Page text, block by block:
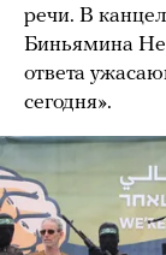
речи. В
Биньямина
ответа
сегодня».